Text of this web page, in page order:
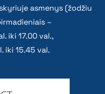
asmenys (žodžiu
–
iki 17.00 val.,
iki 15.45 val.